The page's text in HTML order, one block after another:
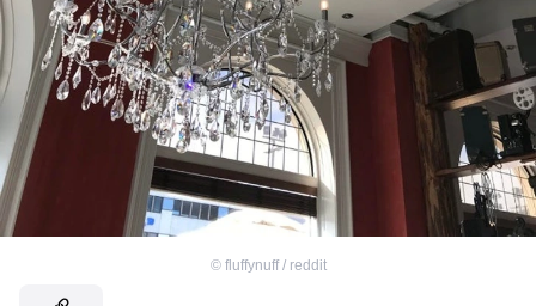
© fluffynuff / reddit